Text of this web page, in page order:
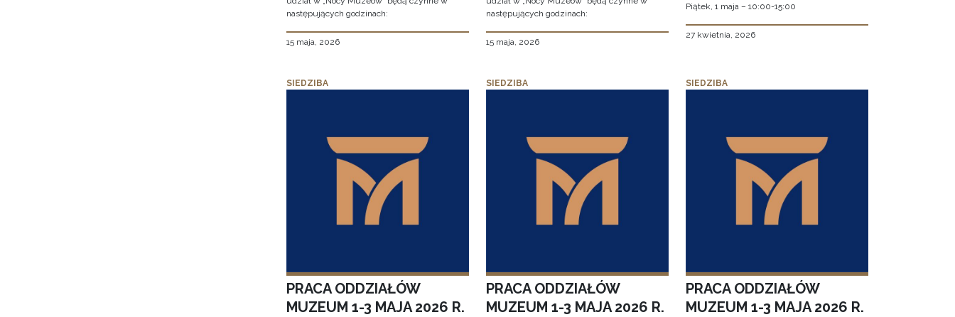
następujących godzinach:
15 maja, 2026
następujących godzinach:
15 maja, 2026
Piątek, 1 maja – 10:00-15:00
27 kwietnia, 2026
SIEDZIBA
PRACA ODDZIAŁÓW
MUZEUM 1-3 MAJA 2026 R.
SIEDZIBA
PRACA ODDZIAŁÓW
MUZEUM 1-3 MAJA 2026 R.
SIEDZIBA
PRACA ODDZIAŁÓW
MUZEUM 1-3 MAJA 2026 R.